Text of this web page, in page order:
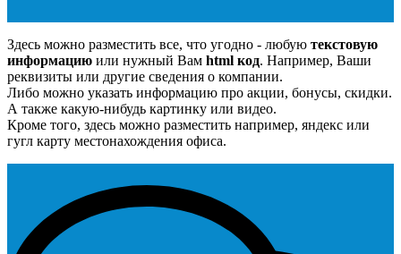
Здесь можно разместить все, что угодно - любую текстовую
информацию или нужный Вам html код. Например, Ваши
реквизиты или другие сведения о компании.
Либо можно указать информацию про акции, бонусы, скидки.
А также какую-нибудь картинку или видео.
Кроме того, здесь можно разместить например, яндекс или
гугл карту местонахождения офиса.